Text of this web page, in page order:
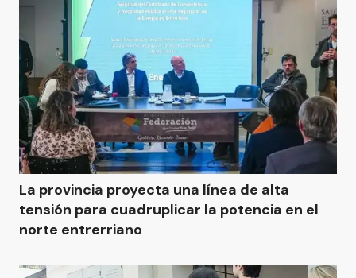
La provincia proyecta una línea de alta
tensión para cuadruplicar la potencia en el
norte entrerriano